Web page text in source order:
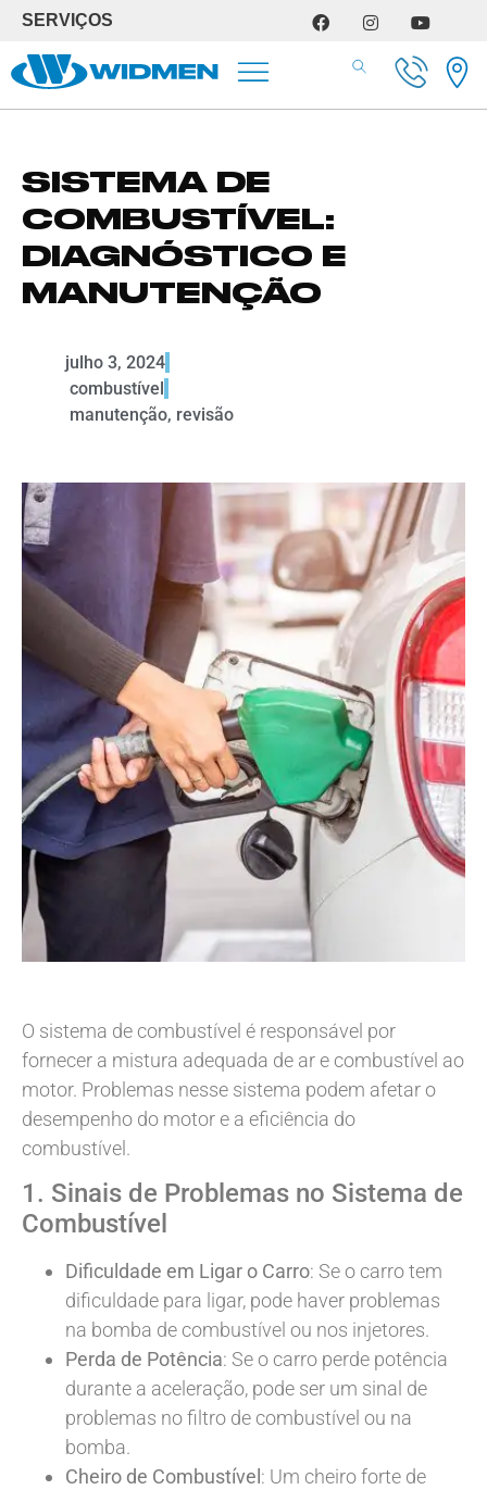
SERVIÇOS
SISTEMA DE
COMBUSTÍVEL:
DIAGNÓSTICO E
MANUTENÇÃO
julho 3, 2024
combustível
manutenção, revisão
O sistema de combustível é responsável por
fornecer a mistura adequada de ar e combustível ao
motor. Problemas nesse sistema podem afetar o
desempenho do motor e a eficiência do
combustível.
1. Sinais de Problemas no Sistema de
Combustível
Dificuldade em Ligar o Carro: Se o carro tem
dificuldade para ligar, pode haver problemas
na bomba de combustível ou nos injetores.
Perda de Potência: Se o carro perde potência
durante a aceleração, pode ser um sinal de
problemas no filtro de combustível ou na
bomba.
Cheiro de Combustível : Um cheiro forte de